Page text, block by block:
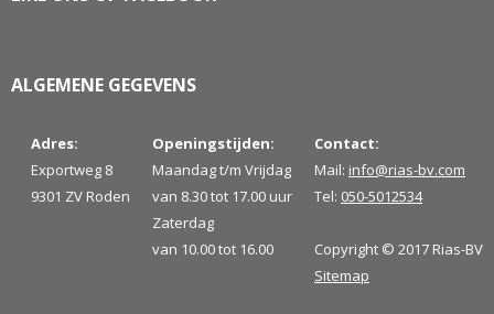
ALGEMENE GEGEVENS
Adres:
Exportweg 8
9301 ZV Roden
Openingstijden:
Maandag t/m Vrijdag
van 8.30 tot 17.00 uur
Zaterdag
van 10.00 tot 16.00
Contact:
Mail: info@rias-bv.com
Tel: 050-5012534
Copyright © 2017 Rias-BV
Sitemap